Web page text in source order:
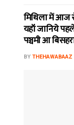
मिथि‍ला में आज
यहॉं जानिये
पञ्चमी आ
BY THEHAWABAAZ